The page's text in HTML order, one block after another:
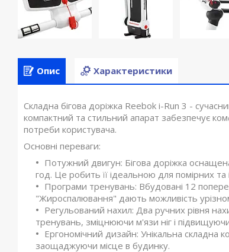
Опис Характеристики
Складна бігова доріжка Reebok i-Run 3 -
компактний та стильний апарат забезпечує
потреби користувача.
Основні переваги:
Потужний двигун: Бігова доріжка
год. Це робить її ідеальною для помірних
Програми тренувань: Вбудовані 12
"Жироспалювання" дають можливість
Регульований нахил: Два ручних рівня
тренувань, зміцнюючи м'язи ніг і
Ергономічний дизайн: Унікальна складна
заощаджуючи місце в будинку.